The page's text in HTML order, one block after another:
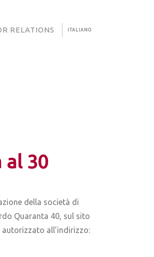
RELATIONS ITALIANO
al 30
della società di
Quaranta 40, sul sito
all’indirizzo: